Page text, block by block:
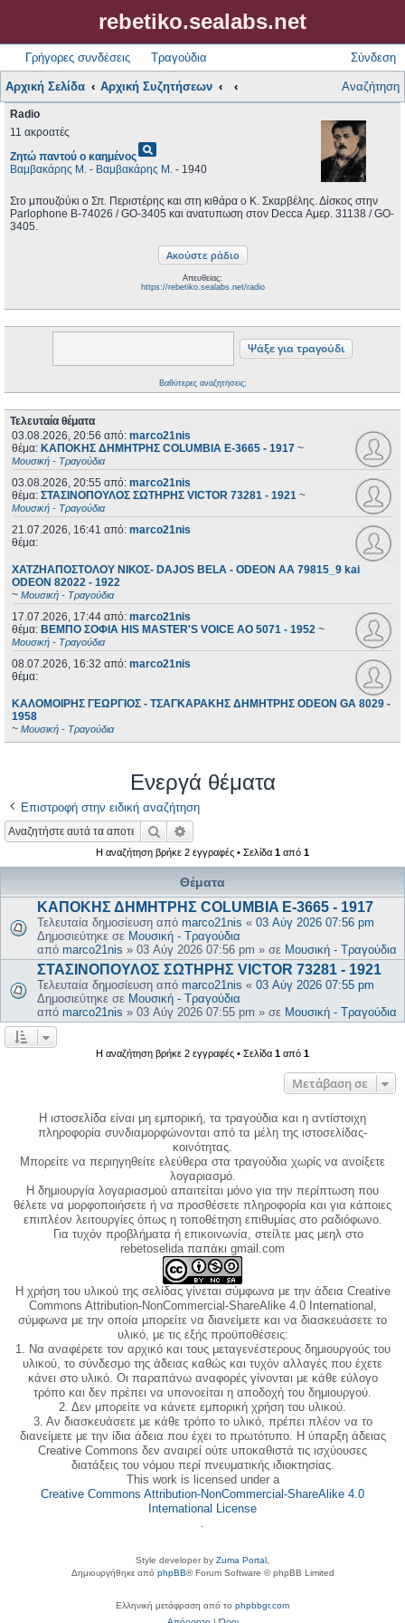
rebetiko.sealabs.net
Γρήγορες συνδέσεις Τραγούδια Σύνδεση
Αρχική Σελίδα Αρχική Συζητήσεων Αναζήτηση
Radio
11 ακροατές
Ζητώ παντού ο καημένοςpageview
Βαμβακάρης Μ. - Βαμβακάρης Μ. - 1940
Στο μπουζούκι ο Σπ. Περιστέρης και στη κιθάρα ο Κ. Σκαρβέλης. Δίσκος στην
Parlophone B-74026 / GO-3405 και ανατυπωση στον Decca Αμερ. 31138 / GO-
3405.
Απευθείας:
https://rebetiko.sealabs.net/radio
Βαθύτερες αναζητήσεις;
Τελευταία θέματα
03.08.2026, 20:56 από: marco21nis
θέμα: ΚΑΠΟΚΗΣ ΔΗΜΗΤΡΗΣ COLUMBIA E-3665 - 1917 ~
Μουσική - Τραγούδια
03.08.2026, 20:55 από: marco21nis
θέμα: ΣΤΑΣΙΝΟΠΟΥΛΟΣ ΣΩΤΗΡΗΣ VICTOR 73281 - 1921 ~
Μουσική - Τραγούδια
21.07.2026, 16:41 από: marco21nis
θέμα:
ΧΑΤΖΗΑΠΟΣΤΟΛΟΥ ΝΙΚΟΣ- DAJOS BELA - ODEON AA 79815_9 kai
ODEON 82022 - 1922
~ Μουσική - Τραγούδια
17.07.2026, 17:44 από: marco21nis
θέμα: ΒΕΜΠΟ ΣΟΦΙΑ HIS MASTER'S VOICE AO 5071 - 1952 ~
Μουσική - Τραγούδια
08.07.2026, 16:32 από: marco21nis
θέμα:
ΚΑΛΟΜΟΙΡΗΣ ΓΕΩΡΓΙΟΣ - ΤΣΑΓΚΑΡΑΚΗΣ ΔΗΜΗΤΡΗΣ ODEON GA 8029 -
1958
~ Μουσική - Τραγούδια
Ενεργά θέματα
Επιστροφή στην ειδική αναζήτηση
Αναζήτηση
Η αναζήτηση βρήκε 2 εγγραφές • Σελίδα 1 από 1
Θέματα
ΚΑΠΟΚΗΣ ΔΗΜΗΤΡΗΣ COLUMBIA E-3665 - 1917
Τελευταία δημοσίευση από marco21nis « 03 Αύγ 2026 07:56 pm
Δημοσιεύτηκε σε Μουσική - Τραγούδια
από marco21nis » 03 Αύγ 2026 07:56 pm » σε Μουσική - Τραγούδια
ΣΤΑΣΙΝΟΠΟΥΛΟΣ ΣΩΤΗΡΗΣ VICTOR 73281 - 1921
Τελευταία δημοσίευση από marco21nis « 03 Αύγ 2026 07:55 pm
Δημοσιεύτηκε σε Μουσική - Τραγούδια
από marco21nis » 03 Αύγ 2026 07:55 pm » σε Μουσική - Τραγούδια
Η αναζήτηση βρήκε 2 εγγραφές • Σελίδα 1 από 1
Μετάβαση σε
Η ιστοσελίδα είναι μη εμπορική, τα τραγούδια και η αντίστοιχη
πληροφορία συνδιαμορφώνονται από τα μέλη της ιστοσελίδας-
κοινότητας.
Μπορείτε να περιηγηθείτε ελεύθερα στα τραγούδια χωρίς να ανοίξετε
λογαριασμό.
Η δημιουργία λογαριασμού απαιτείται μόνο για την περίπτωση που
θέλετε να μορφοποιήσετε ή να προσθέσετε πληροφορία και για κάποιες
επιπλέον λειτουργίες όπως η τοποθέτηση επιθυμίας στο ραδιόφωνο.
Για τυχόν προβλήματα ή επικοινωνία, στείλτε μας μεηλ στο
rebetoselida παπάκι gmail.com
Η χρήση του υλικού της σελίδας γίνεται σύμφωνα με την άδεια Creative
Commons Attribution-NonCommercial-ShareAlike 4.0 International,
σύμφωνα με την οποία μπορείτε να διανείμετε και να διασκευάσετε το
υλικό, με τις εξής προϋποθέσεις:
1. Να αναφέρετε τον αρχικό και τους μεταγενέστερους δημιουργούς του
υλικού, το σύνδεσμο της άδειας καθώς και τυχόν αλλαγές που έχετε
κάνει στο υλικό. Οι παραπάνω αναφορές γίνονται με κάθε εύλογο
τρόπο και δεν πρέπει να υπονοείται η αποδοχή του δημιουργού.
2. Δεν μπορείτε να κάνετε εμπορική χρήση του υλικού.
3. Αν διασκευάσετε με κάθε τρόπο το υλικό, πρέπει πλέον να το
διανείμετε με την ίδια άδεια που έχει το πρωτότυπο. Η ύπαρξη άδειας
Creative Commons δεν αναιρεί ούτε υποκαθιστά τις ισχύουσες
διατάξεις του νόμου περί πνευματικής ιδιοκτησίας.
This work is licensed under a
Creative Commons Attribution-NonCommercial-ShareAlike 4.0
International License
.
Style developer by Zuma Portal
Δημιουργήθηκε από phpBB® Forum Software © phpBB Limited
Ελληνική μετάφραση από το phpbbgr.com